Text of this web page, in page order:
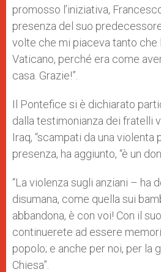
promosso l’iniziativa,
presenza del suo
volte che mi piaceva tanto che
Vaticano, perché era come
casa. Grazie!”.
Il Pontefice si è dichiarato
dalla testimonianza dei fratelli
Iraq, “scampati da una violenta
presenza, ha aggiunto, “è un
“La violenza sugli anziani – ha
disumana, come quella sui
abbandona, è con voi! Con il
continuerete ad essere
popolo; e anche per noi, per la
Chiesa”.